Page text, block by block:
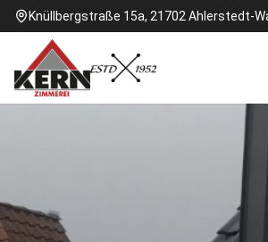
Knüllbergstraße 15a, 21702 Ahlerstedt-